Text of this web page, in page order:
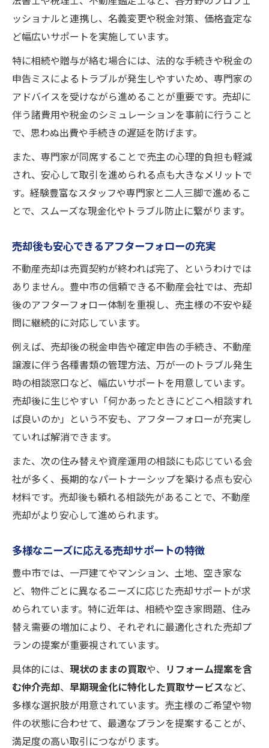
ッショナルと連携し、名義変更や税金対策、価格査定な
ど幅広いサポートを実施しています。
特に相続や贈与が絡む場合には、法的な手続きや税金の
申告ミスによるトラブルが発生しやすいため、専門家の
アドバイスを受けながら進めることが重要です。売却に
伴う諸費用や税金のシミュレーションを事前に行うこと
で、思わぬ出費や手続きの遅延を防げます。
また、専門家が同席することで売主の心理的負担も軽減
され、安心して取引を進められる点も大きなメリットで
す。経験豊富なスタッフや専門家と二人三脚で進めるこ
とで、スムーズな現金化やトラブル防止に繋がります。
売却後も安心できるアフターフォローの充実
不動産売却は売買契約が終われば完了、というわけでは
ありません。豊中市の信頼できる不動産会社では、売却
後のアフターフォロー体制を重視し、売主様の不安や疑
問に継続的に対応しています。
例えば、売却後の税金申告や確定申告の手続き、不動産
譲渡に伴う各種書類の管理方法、万が一のトラブル発生
時の相談窓口など、幅広いサポートを用意しています。
売却後に生じやすい「何かあったときにどこへ相談すれ
ば良いのか」という不安も、アフターフォローが充実し
ていれば解消できます。
また、次の住み替えや資産運用の相談にも応じている会
社が多く、長期的なパートナーシップを築ける点も安心
材料です。売却後も頼れる相談先があることで、不動産
売却がより安心して進められます。
多様なニーズに応える売却サポートの特徴
豊中市では、一戸建てやマンション、土地、空き家な
ど、物件ごとに異なるニーズに応じた売却サポートが求
められています。特に近年は、相続や空き家問題、住み
替え需要の増加により、それぞれに最適化された売却プ
ランの提案が重要視されています。
具体的には、 現状のままの買取や、
リフォーム提案を含
む仲介売却、 早期現金化に特化した買取サービスなど、
多様な選択肢が用意されています。売主様のご希望や物
件の状態に合わせて、最適なプランを提案することが、
満足度の高い取引につながります。